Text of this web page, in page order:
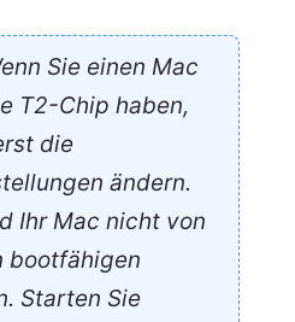
Sie einen Mac
T2-Chip haben,
die
ändern.
Ihr Mac nicht von
bootfähigen
Starten Sie